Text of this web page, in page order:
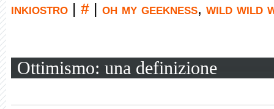
inkiostro # oh my geekness, wild wild
Ottimismo: una definizione